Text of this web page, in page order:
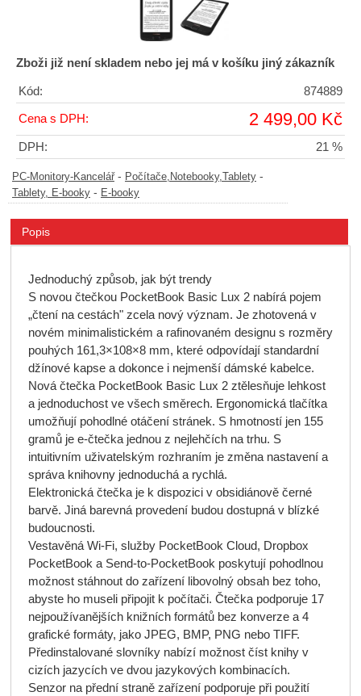
Zboži již není skladem nebo jej má v košíku jiný zákazník
Kód: 874889
Cena s DPH: 2 499,00 Kč
DPH: 21 %
PC-Monitory-Kancelář- Počítače,Notebooky,Tablety -
Tablety, E-booky - E-booky
Popis
Jednoduchý způsob, jak být trendy
S novou čtečkou PocketBook Basic Lux 2 nabírá pojem
„čtení na cestách" zcela nový význam. Je zhotovená v
novém minimalistickém a rafinovaném designu s rozměry
pouhých 161,3×108×8 mm, které odpovídají standardní
džínové kapse a dokonce i nejmenší dámské kabelce.
Nová čtečka PocketBook Basic Lux 2 ztělesňuje lehkost
a jednoduchost ve všech směrech. Ergonomická tlačítka
umožňují pohodlné otáčení stránek. S hmotností jen 155
gramů je e-čtečka jednou z nejlehčích na trhu. S
intuitivním uživatelským rozhraním je změna nastavení a
správa knihovny jednoduchá a rychlá.
Elektronická čtečka je k dispozici v obsidiánově černé
barvě. Jiná barevná provedení budou dostupná v blízké
budoucnosti.
Vestavěná Wi-Fi, služby PocketBook Cloud, Dropbox
PocketBook a Send-to-PocketBook poskytují pohodlnou
možnost stáhnout do zařízení libovolný obsah bez toho,
abyste ho museli připojit k počítači. Čtečka podporuje 17
nejpoužívanějších knižních formátů bez konverze a 4
grafické formáty, jako JPEG, BMP, PNG nebo TIFF.
Předinstalované slovníky nabízí možnost číst knihy v
cizích jazycích ve dvou jazykových kombinacích.
Senzor na přední straně zařízení podporuje při použití